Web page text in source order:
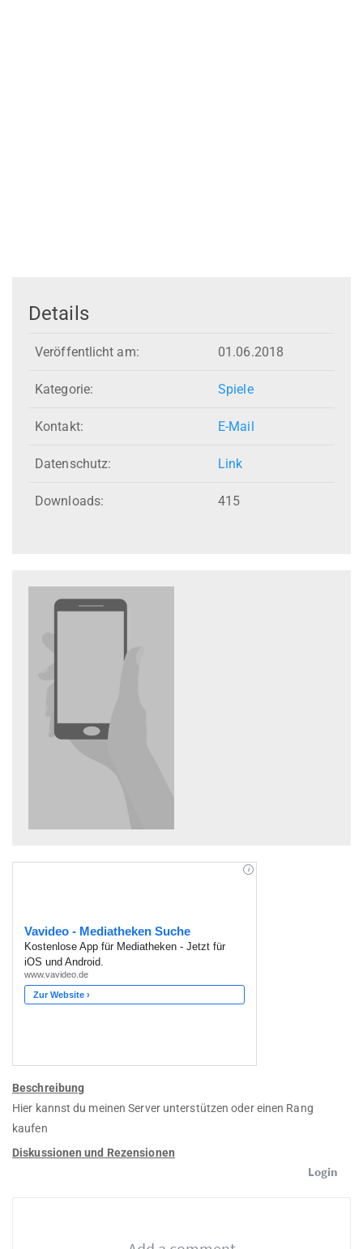
Details
Veröffentlicht am: 01.06.2018
Kategorie: Spiele
Kontakt: E-Mail
Datenschutz: Link
Downloads: 415
Beschreibung
Hier kannst du meinen Server unterstützen oder einen Rang
kaufen
Diskussionen und Rezensionen
Login